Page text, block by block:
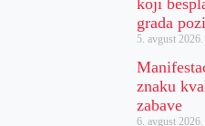
koji
grada
5. avgust 2026.
znaku
zabave
6. avgust 2026.